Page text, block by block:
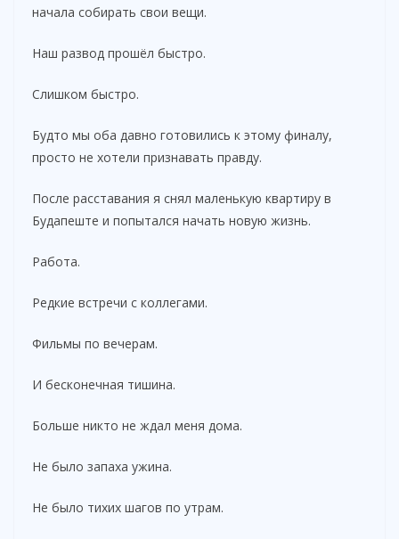
начала собирать свои вещи.
Наш развод прошёл быстро.
Слишком быстро.
Будто мы оба давно готовились к этому финалу,
просто не хотели признавать правду.
После расставания я снял маленькую квартиру в
Будапеште и попытался начать новую жизнь.
Работа.
Редкие встречи с коллегами.
Фильмы по вечерам.
И бесконечная тишина.
Больше никто не ждал меня дома.
Не было запаха ужина.
Не было тихих шагов по утрам.